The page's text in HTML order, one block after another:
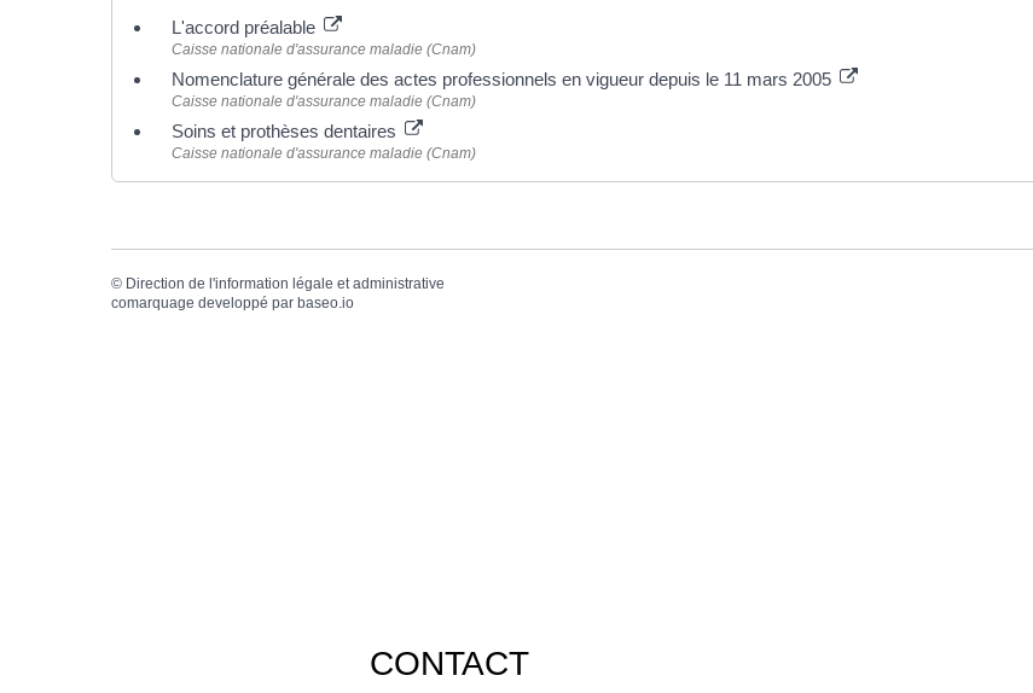
L'accord préalable
Caisse nationale d'assurance maladie (Cnam)
Nomenclature générale des actes professionnels en vigueur depuis le 11 mars 2005
Caisse nationale d'assurance maladie (Cnam)
Soins et prothèses dentaires
Caisse nationale d'assurance maladie (Cnam)
© Direction de l'information légale et administrative
comarquage developpé par baseo.io
CONTACT